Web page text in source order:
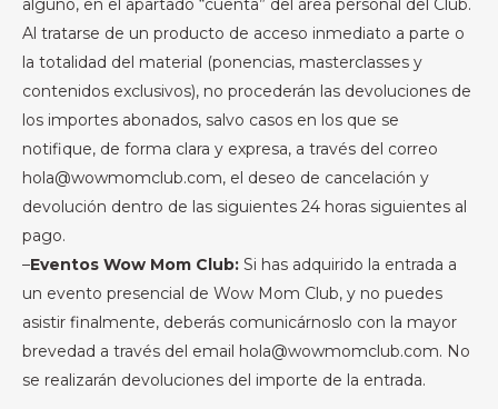
alguno, en el apartado “cuenta” del área personal del Club.
Al tratarse de un producto de acceso inmediato a parte o
la totalidad del material (ponencias, masterclasses y
contenidos exclusivos), no procederán las devoluciones de
los importes abonados, salvo casos en los que se
notifique, de forma clara y expresa, a través del correo
hola@wowmomclub.com, el deseo de cancelación y
devolución dentro de las siguientes 24 horas siguientes al
pago.
–Eventos Wow Mom Club: Si has adquirido la entrada a
un evento presencial de Wow Mom Club, y no puedes
asistir finalmente, deberás comunicárnoslo con la mayor
brevedad a través del email hola@wowmomclub.com. No
se realizarán devoluciones del importe de la entrada.